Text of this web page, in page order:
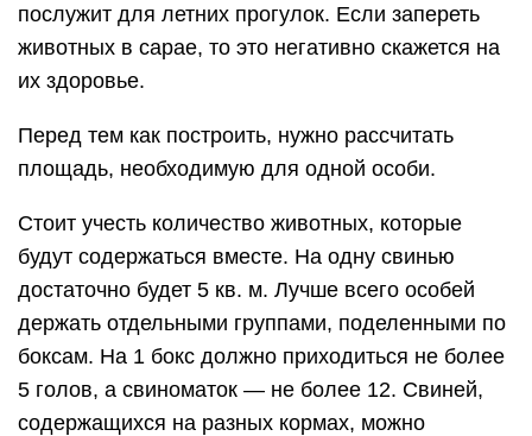
послужит для летних прогулок. Если запереть
животных в сарае, то это негативно скажется на
их здоровье.
Перед тем как построить, нужно рассчитать
площадь, необходимую для одной особи.
Стоит учесть количество животных, которые
будут содержаться вместе. На одну свинью
достаточно будет 5 кв. м. Лучше всего особей
держать отдельными группами, поделенными по
боксам. На 1 бокс должно приходиться не более
5 голов, а свиноматок — не более 12. Свиней,
содержащихся на разных кормах, можно